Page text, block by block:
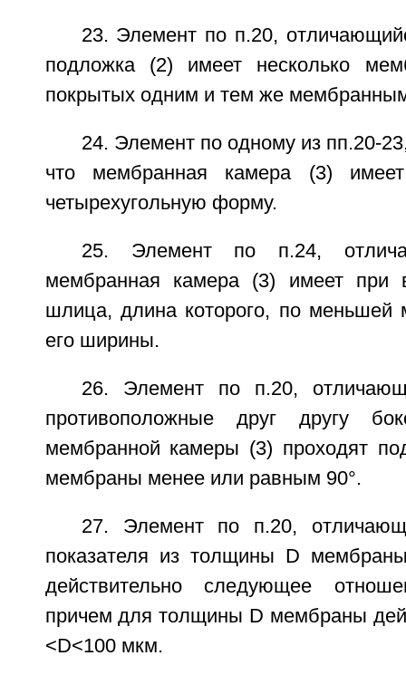
23. Элемент по п.20,
подложка (2) имеет несколько
покрытых одним и тем же
24. Элемент по одному из пп.20-
что мембранная камера (3)
четырехугольную форму.
25. Элемент по п.24,
мембранная камера (3) имеет при
шлица, длина которого, по меньшей
его ширины.
26. Элемент по п.20,
противоположные друг другу
мембранной камеры (3) проходят
мембраны менее или равным 90°.
27. Элемент по п.20,
показателя из толщины D
действительно следующее
причем для толщины D мембраны
<D<100 мкм.